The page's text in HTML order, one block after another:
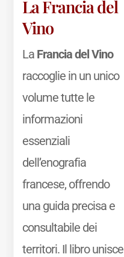
La Francia del
Vino
La Francia del Vino
raccoglie in un unico
volume tutte le
informazioni
essenziali
dell’enografia
francese, offrendo
una guida precisa e
consultabile dei
territori. Il libro unisce